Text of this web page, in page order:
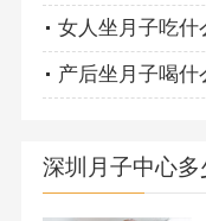
女人坐月子吃什
产后坐月子喝什
深圳月子中心